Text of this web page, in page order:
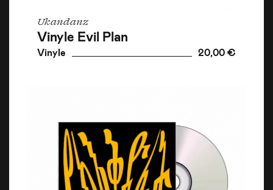
Ukandanz
Vinyle Evil Plan
Vinyle 20,00 €